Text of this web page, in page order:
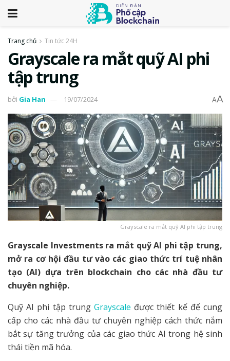
Trang chủ Tin tức 24H
Grayscale ra mắt quỹ AI phi
tập trung
bởi Gia Han 19/07/2024 AA
Grayscale ra mắt quỹ AI phi tập trung
Grayscale Investments ra mắt quỹ AI phi tập trung,
mở ra cơ hội đầu tư vào các giao thức trí tuệ nhân
tạo (AI) dựa trên blockchain cho các nhà đầu tư
chuyên nghiệp.
Quỹ AI phi tập trung Grayscale được thiết kế để cung
cấp cho các nhà đầu tư chuyên nghiệp cách thức nắm
bắt sự tăng trưởng của các giao thức AI trong hệ sinh
thái tiền mã hóa.